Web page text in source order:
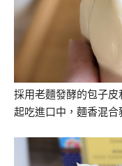
採用老麵發酵的包子
起吃進口中，麵香混合